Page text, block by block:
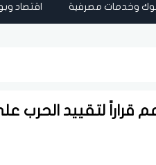
وخدمات مصرفية اقتصاد
قراراً لتقييد الحرب